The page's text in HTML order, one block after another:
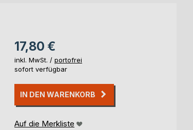
17,80 €
inkl. MwSt. / portofrei
sofort verfügbar
IN DEN WARENKORB
Auf die Merkliste